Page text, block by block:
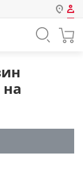
Беларусь
этом